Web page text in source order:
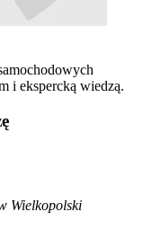
i ekspercką wiedzą.
Wielkopolski